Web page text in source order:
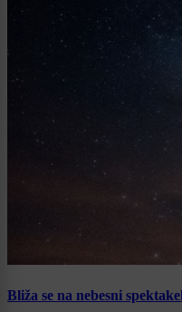
Bliža se na nebesni